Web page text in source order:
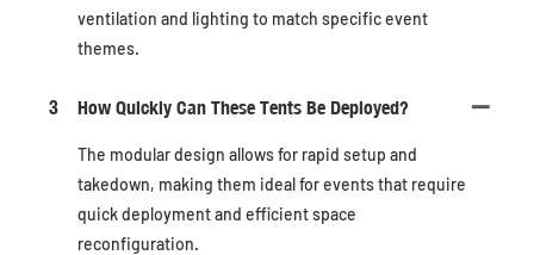
ventilation and lighting to match specific event
themes.
3 How Quickly Can These Tents Be Deployed?
The modular design allows for rapid setup and
takedown, making them ideal for events that require
quick deployment and efficient space
reconfiguration.